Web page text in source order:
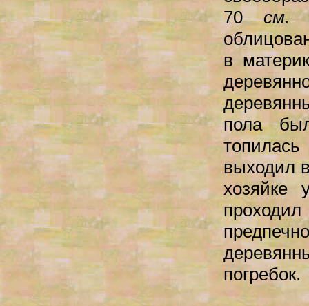
70
в
пола
выходил
хозяйке
погребок.